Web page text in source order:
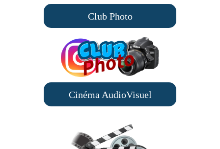
Club Photo
Cinéma AudioVisuel